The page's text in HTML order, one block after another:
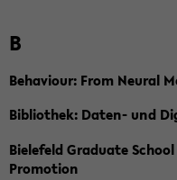
B
Behaviour: From Neural
Bibliothek: Daten- und
Bielefeld Graduate
Promotion